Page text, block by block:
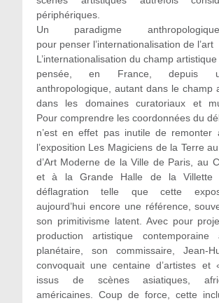
périphériques.
Un paradigme
pour penser l’internationalisation de l’art
L’internationalisation du champ
pensée, en France, depuis
anthropologique, autant dans le champ
dans les domaines curatoriaux et
Pour comprendre les coordonnées du
n’est en effet pas inutile de remonter
l’exposition Les Magiciens de la Terre
d’Art Moderne de la Ville de Paris, au
et à la Grande Halle de la Villette
déflagration telle que cette
aujourd’hui encore une référence,
son primitivisme latent. Avec pour
production artistique
planétaire, son commissaire, Jean-
convoquait une centaine d’artistes et
issus de scènes asiatiques,
américaines. Coup de force, cette